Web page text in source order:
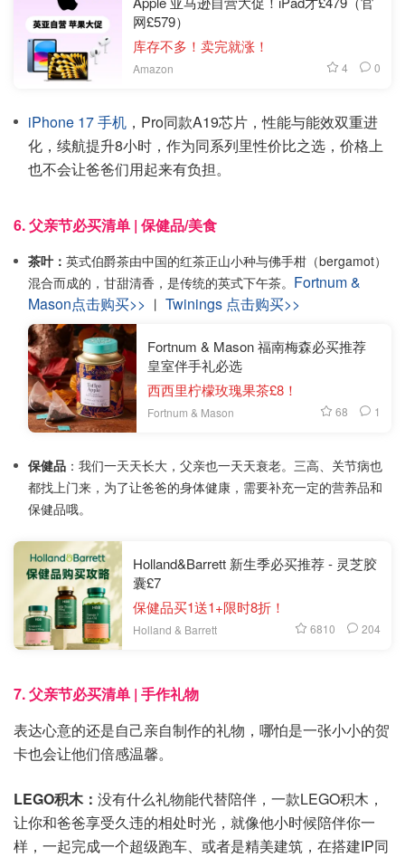
网£579）
库存不多！卖完就涨！
Amazon 4 0
iPhone 17 手机 ，Pro同款A19芯片，性能与能效双重进
化，续航提升8小时，作为同系列里性价比之选，价格上
也不会让爸爸们用起来有负担。
6. 父亲节必买清单 | 保健品/美食
茶叶： 英式伯爵茶由中国的红茶正山小种与佛手柑（bergamot）
混合而成的，甘甜清香，是传统的英式下午茶。 Fortnum &
Mason点击购买>> 丨 Twinings 点击购买>>
Fortnum & Mason 福南梅森必买推荐
皇室伴手礼必选
西西里柠檬玫瑰果茶£8！
Fortnum & Mason 68 1
保健品 ：我们一天天长大，父亲也一天天衰老。三高、关节病也
都找上门来，为了让爸爸的身体健康，需要补充一定的营养品和
保健品哦。
Holland&Barrett 新生季必买推荐 - 灵芝胶
囊£7
保健品买1送1+限时8折！
Holland & Barrett 6810 204
7. 父亲节必买清单 | 手作礼物
表达心意的还是自己亲自制作的礼物，哪怕是一张小小的贺
卡也会让他们倍感温馨。
LEGO积木： 没有什么礼物能代替陪伴，一款LEGO积木，
让你和爸爸享受久违的相处时光，就像他小时候陪伴你一
样，一起完成一个超级跑车、或者是精美建筑，在搭建IP同